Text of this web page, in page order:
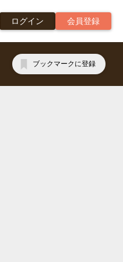
ログイン 会員登録
ブックマークに登録